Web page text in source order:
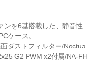
ンを6基搭載した、静音性
ケース。
ダストフィルター/Noctua
G2 PWM x2付属/NA-FH